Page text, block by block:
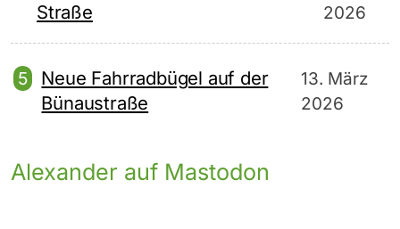
Straße
2026
Neue Fahrradbügel auf der
Bünaustraße
13. März
2026
Alexander auf Mastodon